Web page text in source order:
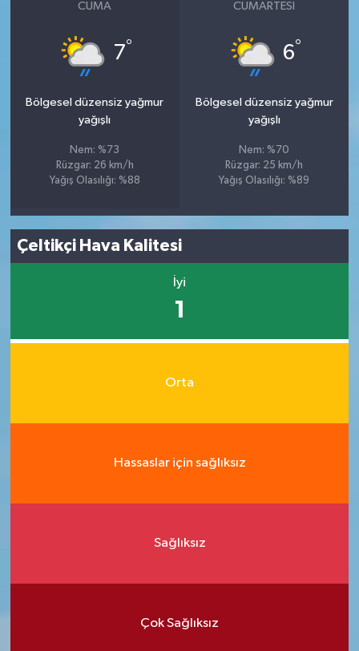
CUMA
7°
Bölgesel düzensiz yağmur
yağışlı
Nem: %73
Rüzgar: 26 km/h
Yağış Olasılığı: %88
CUMARTESI
6°
Bölgesel düzensiz yağmur
yağışlı
Nem: %70
Rüzgar: 25 km/h
Yağış Olasılığı: %89
Çeltikçi Hava Kalitesi
İyi
1
Orta
Hassaslar için sağlıksız
Sağlıksız
Çok Sağlıksız